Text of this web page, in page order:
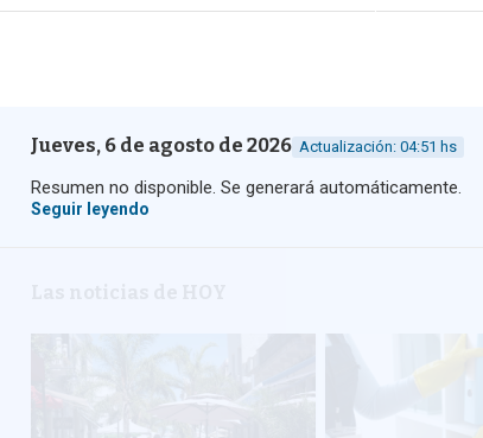
Jueves, 6 de agosto de 2026 Actualización: 04:51 hs
Resumen no disponible. Se generará automáticamente.
Seguir leyendo